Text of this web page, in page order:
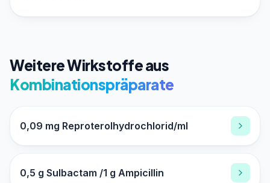
Weitere Wirkstoffe aus
Kombinationspräparate
0,09 mg Reproterolhydrochlorid/ml
0,5 g Sulbactam /1 g Ampicillin